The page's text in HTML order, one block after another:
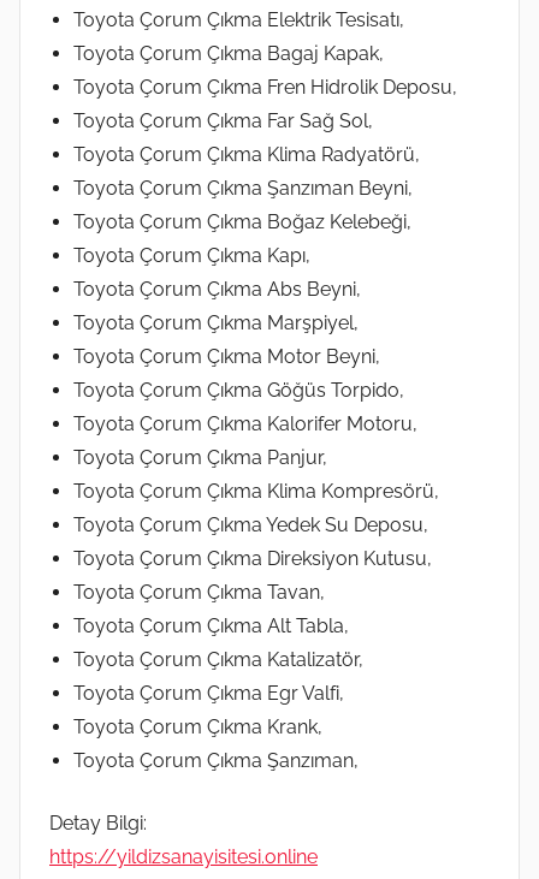
Toyota Çorum Çıkma Elektrik Tesisatı,
Toyota Çorum Çıkma Bagaj Kapak,
Toyota Çorum Çıkma Fren Hidrolik Deposu,
Toyota Çorum Çıkma Far Sağ Sol,
Toyota Çorum Çıkma Klima Radyatörü,
Toyota Çorum Çıkma Şanzıman Beyni,
Toyota Çorum Çıkma Boğaz Kelebeği,
Toyota Çorum Çıkma Kapı,
Toyota Çorum Çıkma Abs Beyni,
Toyota Çorum Çıkma Marşpiyel,
Toyota Çorum Çıkma Motor Beyni,
Toyota Çorum Çıkma Göğüs Torpido,
Toyota Çorum Çıkma Kalorifer Motoru,
Toyota Çorum Çıkma Panjur,
Toyota Çorum Çıkma Klima Kompresörü,
Toyota Çorum Çıkma Yedek Su Deposu,
Toyota Çorum Çıkma Direksiyon Kutusu,
Toyota Çorum Çıkma Tavan,
Toyota Çorum Çıkma Alt Tabla,
Toyota Çorum Çıkma Katalizatör,
Toyota Çorum Çıkma Egr Valfi,
Toyota Çorum Çıkma Krank,
Toyota Çorum Çıkma Şanzıman,
Detay Bilgi:
https://yildizsanayisitesi.online